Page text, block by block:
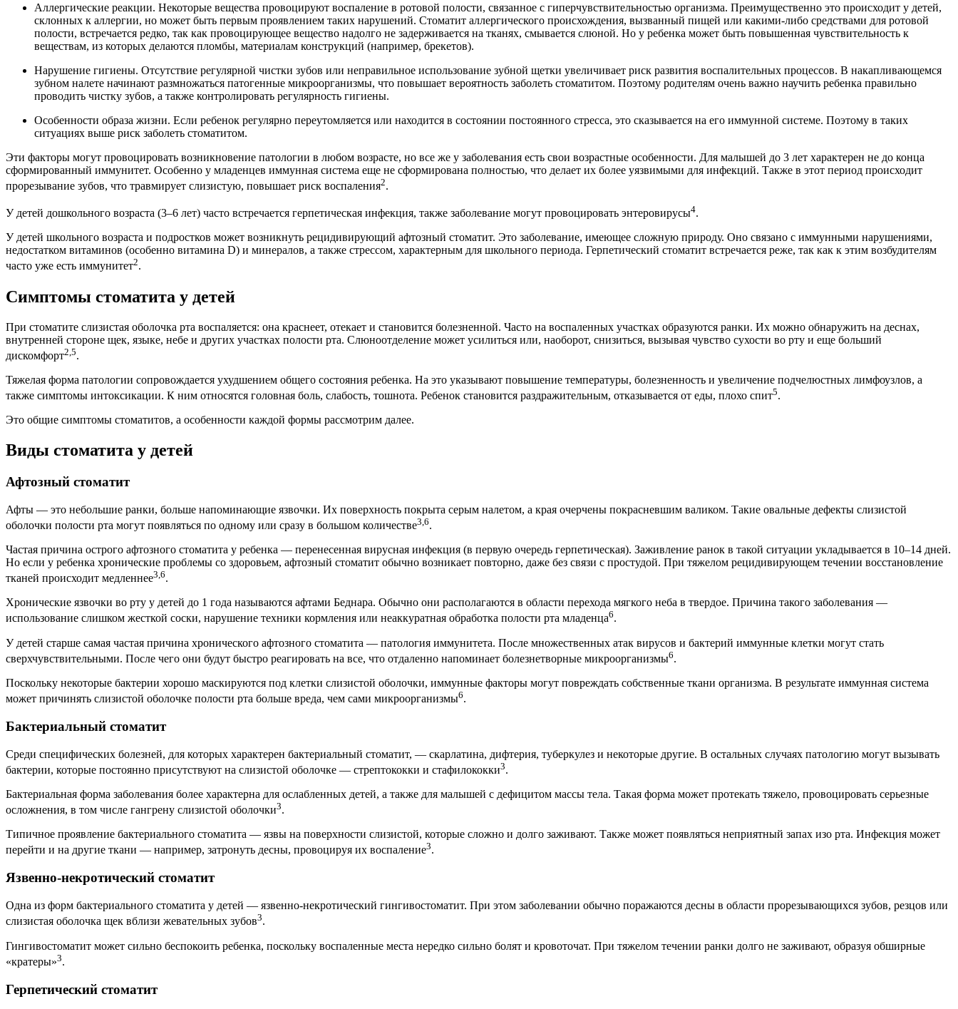
Аллергические реакции. Некоторые вещества провоцируют воспаление в ротовой полости, связанное с гиперчувствительностью организма. Преимущественно это происходит у детей,
склонных к аллергии, но может быть первым проявлением таких нарушений. Стоматит аллергического происхождения, вызванный пищей или какими-либо средствами для ротовой
полости, встречается редко, так как провоцирующее вещество надолго не задерживается на тканях, смывается слюной. Но у ребенка может быть повышенная чувствительность к
веществам, из которых делаются пломбы, материалам конструкций (например, брекетов).
Нарушение гигиены. Отсутствие регулярной чистки зубов или неправильное использование зубной щетки увеличивает риск развития воспалительных процессов. В накапливающемся
зубном налете начинают размножаться патогенные микроорганизмы, что повышает вероятность заболеть стоматитом. Поэтому родителям очень важно научить ребенка правильно
проводить чистку зубов, а также контролировать регулярность гигиены.
Особенности образа жизни. Если ребенок регулярно переутомляется или находится в состоянии постоянного стресса, это сказывается на его иммунной системе. Поэтому в таких
ситуациях выше риск заболеть стоматитом.
Эти факторы могут провоцировать возникновение патологии в любом возрасте, но все же у заболевания есть свои возрастные особенности. Для малышей до 3 лет характерен не до конца
сформированный иммунитет. Особенно у младенцев иммунная система еще не сформирована полностью, что делает их более уязвимыми для инфекций. Также в этот период происходит
прорезывание зубов, что травмирует слизистую, повышает риск воспаления2.
У детей дошкольного возраста (3–6 лет) часто встречается герпетическая инфекция, также заболевание могут провоцировать энтеровирусы4.
У детей школьного возраста и подростков может возникнуть рецидивирующий афтозный стоматит. Это заболевание, имеющее сложную природу. Оно связано с иммунными нарушениями,
недостатком витаминов (особенно витамина D) и минералов, а также стрессом, характерным для школьного периода. Герпетический стоматит встречается реже, так как к этим возбудителям
часто уже есть иммунитет2.
Симптомы стоматита у детей
При стоматите слизистая оболочка рта воспаляется: она краснеет, отекает и становится болезненной. Часто на воспаленных участках образуются ранки. Их можно обнаружить на деснах,
внутренней стороне щек, языке, небе и других участках полости рта. Слюноотделение может усилиться или, наоборот, снизиться, вызывая чувство сухости во рту и еще больший
дискомфорт2,5.
Тяжелая форма патологии сопровождается ухудшением общего состояния ребенка. На это указывают повышение температуры, болезненность и увеличение подчелюстных лимфоузлов, а
также симптомы интоксикации. К ним относятся головная боль, слабость, тошнота. Ребенок становится раздражительным, отказывается от еды, плохо спит5.
Это общие симптомы стоматитов, а особенности каждой формы рассмотрим далее.
Виды стоматита у детей
Афтозный стоматит
Афты — это небольшие ранки, больше напоминающие язвочки. Их поверхность покрыта серым налетом, а края очерчены покрасневшим валиком. Такие овальные дефекты слизистой
оболочки полости рта могут появляться по одному или сразу в большом количестве3,6.
Частая причина острого афтозного стоматита у ребенка — перенесенная вирусная инфекция (в первую очередь герпетическая). Заживление ранок в такой ситуации укладывается в 10–14 дней.
Но если у ребенка хронические проблемы со здоровьем, афтозный стоматит обычно возникает повторно, даже без связи с простудой. При тяжелом рецидивирующем течении восстановление
тканей происходит медленнее3,6.
Хронические язвочки во рту у детей до 1 года называются афтами Беднара. Обычно они располагаются в области перехода мягкого неба в твердое. Причина такого заболевания —
использование слишком жесткой соски, нарушение техники кормления или неаккуратная обработка полости рта младенца6.
У детей старше самая частая причина хронического афтозного стоматита — патология иммунитета. После множественных атак вирусов и бактерий иммунные клетки могут стать
сверхчувствительными. После чего они будут быстро реагировать на все, что отдаленно напоминает болезнетворные микроорганизмы6.
Поскольку некоторые бактерии хорошо маскируются под клетки слизистой оболочки, иммунные факторы могут повреждать собственные ткани организма. В результате иммунная система
может причинять слизистой оболочке полости рта больше вреда, чем сами микроорганизмы6.
Бактериальный стоматит
Среди специфических болезней, для которых характерен бактериальный стоматит, — скарлатина, дифтерия, туберкулез и некоторые другие. В остальных случаях патологию могут вызывать
бактерии, которые постоянно присутствуют на слизистой оболочке — стрептококки и стафилококки3.
Бактериальная форма заболевания более характерна для ослабленных детей, а также для малышей с дефицитом массы тела. Такая форма может протекать тяжело, провоцировать серьезные
осложнения, в том числе гангрену слизистой оболочки3.
Типичное проявление бактериального стоматита — язвы на поверхности слизистой, которые сложно и долго заживают. Также может появляться неприятный запах изо рта. Инфекция может
перейти и на другие ткани — например, затронуть десны, провоцируя их воспаление3.
Язвенно-некротический стоматит
Одна из форм бактериального стоматита у детей — язвенно-некротический гингивостоматит. При этом заболевании обычно поражаются десны в области прорезывающихся зубов, резцов или
слизистая оболочка щек вблизи жевательных зубов3.
Гингивостоматит может сильно беспокоить ребенка, поскольку воспаленные места нередко сильно болят и кровоточат. При тяжелом течении ранки долго не заживают, образуя обширные
«кратеры»3.
Герпетический стоматит